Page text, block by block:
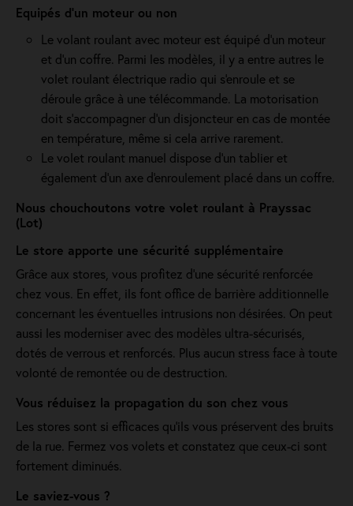
Equipés d'un moteur ou non
Le volant roulant avec moteur est équipé d’un moteur
et d’un coffre. Parmi les modèles, il y a entre autres le
volet roulant électrique radio qui s'enroule et se
déroule grâce à une télécommande. La motorisation
doit s'accompagner d'un disjoncteur en cas de montée
en température, même si cela arrive rarement.
Le volet roulant manuel dispose d'un tablier et
également d'un axe d'enroulement placé dans un coffre.
Nous chouchoutons votre volet roulant à Prayssac
(Lot)
Le store apporte une sécurité supplémentaire
Grâce aux stores, vous profitez d'une sécurité renforcée
chez vous. En effet, ils font office de barrière additionnelle
concernant les éventuelles intrusions non désirées. On peut
aussi les moderniser avec des modèles ultra-sécurisés,
dotés de verrous et renforcés. Plus aucun stress face à toute
volonté de remontée ou de destruction.
Vous réduisez la propagation du son chez vous
Les stores sont si efficaces qu’ils vous préservent des bruits
de la rue. Fermez vos volets et constatez que ceux-ci sont
fortement diminués.
Le saviez-vous ?